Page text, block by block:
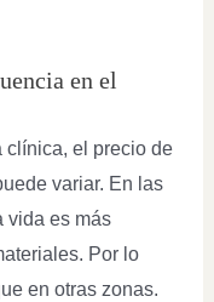
en el
clínica, el precio de
variar. En las
vida es más
Por lo
en otras zonas.